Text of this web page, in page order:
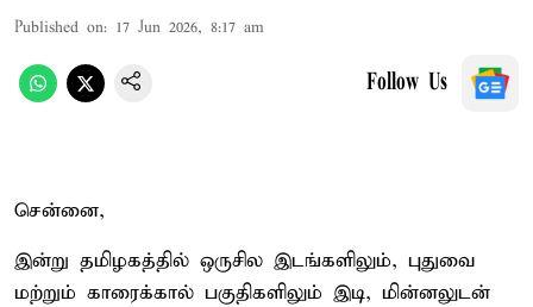
Published on: 17 Jun 2026, 8:17 am
Follow Us
சென்னை,
இன்று தமிழகத்தில் ஒருசில இடங்களிலும், புதுவை
மற்றும் காரைக்கால் பகுதிகளிலும் இடி, மின்னலுடன்